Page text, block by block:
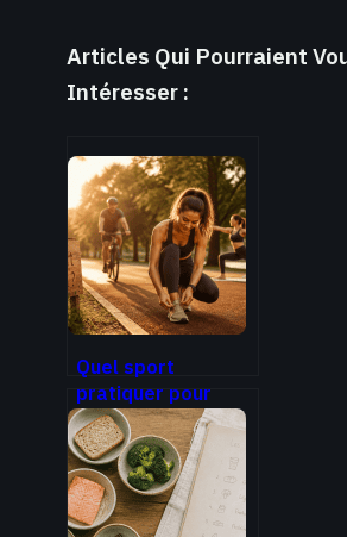
Articles Qui Pourraient
Intéresser :
Quel sport
pratiquer pour
durer ? 4 critères
pour choisir
l’activité qui vous
correspond
vraiment